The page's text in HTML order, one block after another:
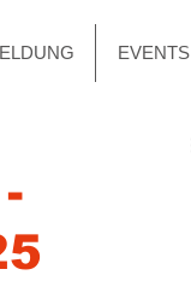
EVENTS